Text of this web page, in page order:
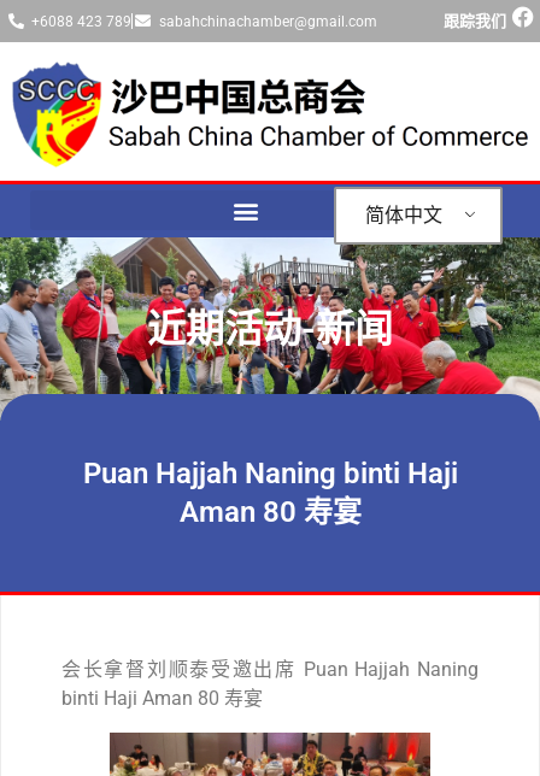
+6088 423 789 sabahchinachamber@gmail.com 跟踪我们
简体中文
近期活动-新闻
Puan Hajjah Naning binti Haji
Aman 80 寿宴
会长拿督刘顺泰受邀出席 Puan Hajjah Naning
binti Haji Aman 80 寿宴